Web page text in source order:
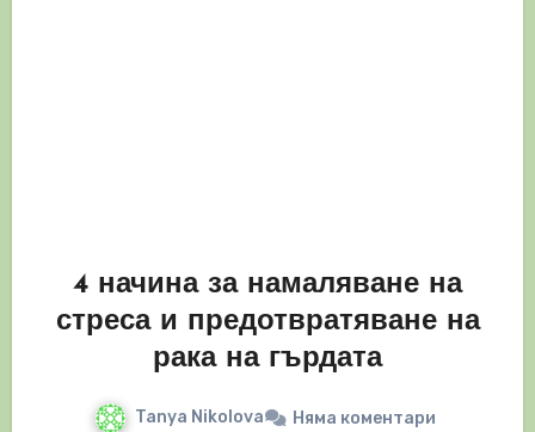
4 начина за намаляване на
стреса и предотвратяване на
рака на гърдата
Tanya Nikolova Няма коментари